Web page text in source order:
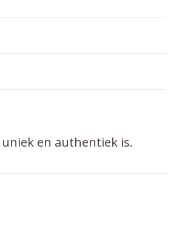
en authentiek is.